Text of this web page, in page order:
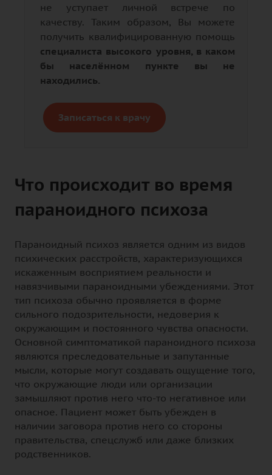
не уступает личной встрече по
качеству. Таким образом, Вы можете
получить квалифицированную помощь
специалиста высокого уровня, в каком
бы населённом пункте вы не
находились.
Записаться к врачу
Что происходит во время
параноидного психоза
Параноидный психоз является одним из видов
психических расстройств, характеризующихся
искаженным восприятием реальности и
навязчивыми параноидными убеждениями. Этот
тип психоза обычно проявляется в форме
сильного подозрительности, недоверия к
окружающим и постоянного чувства опасности.
Основной симптоматикой параноидного психоза
являются преследовательные и запутанные
мысли, которые могут создавать ощущение того,
что окружающие люди или организации
замышляют против него что-то негативное или
опасное. Пациент может быть убежден в
наличии заговора против него со стороны
правительства, спецслужб или даже близких
родственников.